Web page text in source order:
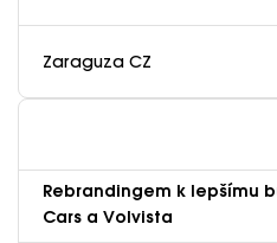
Zaraguza CZ
Rebrandingem k lepšímu
Cars a Volvista